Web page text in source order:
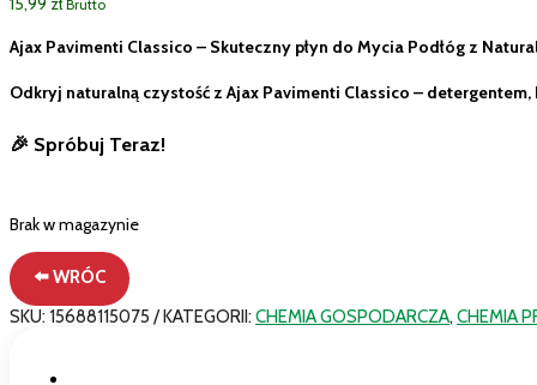
Brutto
Ajax Pavimenti Classico – Skuteczny płyn do Mycia Podłóg z
Odkryj naturalną czystość z Ajax Pavimenti Classico –
🎉 Spróbuj Teraz!
Brak w magazynie
⬅️ WRÓC
SKU: 15688115075 KATEGORII:CHEMIA GOSPODARCZA,CHEMIA